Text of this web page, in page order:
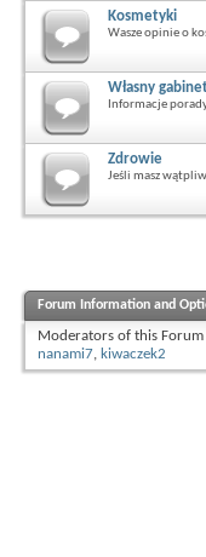
Kosmetyki
Wasze opinie o
Własny
Informacje
Zdrowie
Jeśli masz
Forum Information and
Moderators of this Forum
nanami7, kiwaczek2